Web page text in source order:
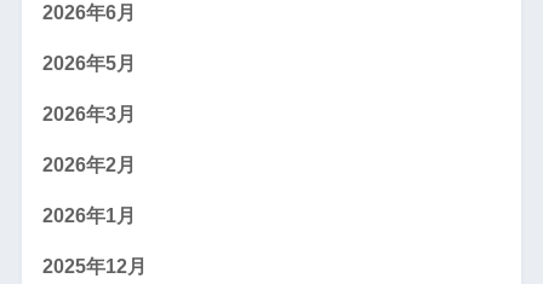
2026年6月
2026年5月
2026年3月
2026年2月
2026年1月
2025年12月